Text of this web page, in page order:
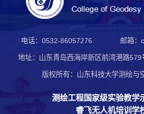
电话：0532-86057276 邮箱：
地址：山东青岛西海岸新区前湾港路
版权所有：山东科技大学测绘与
测绘工程国家级实验教学
睿飞无人机培训学